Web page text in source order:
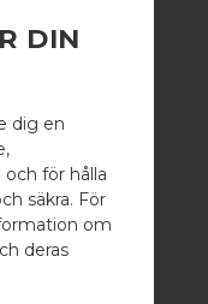
för
standard.
DIN
dig en
för hålla
säkra. För
om
deras